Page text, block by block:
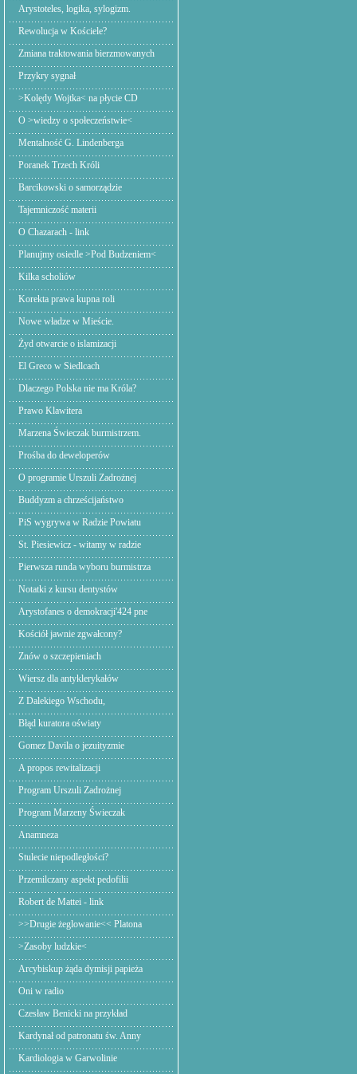
Arystoteles, logika, sylogizm.
Rewolucja w Kościele?
Zmiana traktowania bierzmowanych
Przykry sygnał
>Kolędy Wojtka< na płycie CD
O >wiedzy o społeczeństwie<
Mentalność G. Lindenberga
Poranek Trzech Króli
Barcikowski o samorządzie
Tajemniczość materii
O Chazarach - link
Planujmy osiedle >Pod Budzeniem<
Kilka scholiów
Korekta prawa kupna roli
Nowe władze w Mieście.
Żyd otwarcie o islamizacji
El Greco w Siedlcach
Dlaczego Polska nie ma Króla?
Prawo Klawitera
Marzena Świeczak burmistrzem.
Prośba do deweloperów
O programie Urszuli Zadrożnej
Buddyzm a chrześcijaństwo
PiS wygrywa w Radzie Powiatu
St. Piesiewicz - witamy w radzie
Pierwsza runda wyboru burmistrza
Notatki z kursu dentystów
Arystofanes o demokracji'424 pne
Kościół jawnie zgwałcony?
Znów o szczepieniach
Wiersz dla antyklerykałów
Z Dalekiego Wschodu,
Błąd kuratora oświaty
Gomez Davila o jezuityzmie
A propos rewitalizacji
Program Urszuli Zadrożnej
Program Marzeny Świeczak
Anamneza
Stulecie niepodległości?
Przemilczany aspekt pedofilii
Robert de Mattei - link
>>Drugie żeglowanie<< Platona
>Zasoby ludzkie<
Arcybiskup żąda dymisji papieża
Oni w radio
Czesław Benicki na przykład
Kardynał od patronatu św. Anny
Kardiologia w Garwolinie